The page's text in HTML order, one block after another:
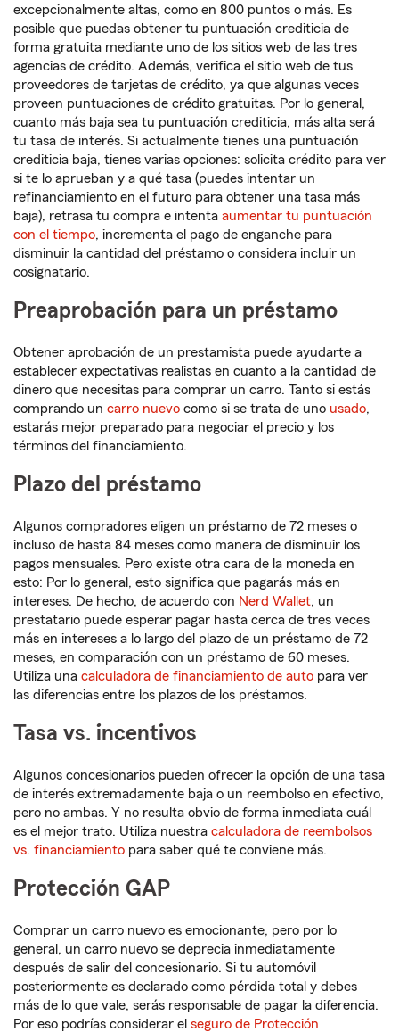
excepcionalmente altas, como en 800 puntos o más. Es
posible que puedas obtener tu puntuación crediticia de
forma gratuita mediante uno de los sitios web de las tres
agencias de crédito. Además, verifica el sitio web de tus
proveedores de tarjetas de crédito, ya que algunas veces
proveen puntuaciones de crédito gratuitas. Por lo general,
cuanto más baja sea tu puntuación crediticia, más alta será
tu tasa de interés. Si actualmente tienes una puntuación
crediticia baja, tienes varias opciones: solicita crédito para ver
si te lo aprueban y a qué tasa (puedes intentar un
refinanciamiento en el futuro para obtener una tasa más
baja), retrasa tu compra e intenta aumentar tu puntuación
con el tiempo, incrementa el pago de enganche para
disminuir la cantidad del préstamo o considera incluir un
cosignatario.
Preaprobación para un préstamo
Obtener aprobación de un prestamista puede ayudarte a
establecer expectativas realistas en cuanto a la cantidad de
dinero que necesitas para comprar un carro. Tanto si estás
comprando un carro nuevo como si se trata de uno usado,
estarás mejor preparado para negociar el precio y los
términos del financiamiento.
Plazo del préstamo
Algunos compradores eligen un préstamo de 72 meses o
incluso de hasta 84 meses como manera de disminuir los
pagos mensuales. Pero existe otra cara de la moneda en
esto: Por lo general, esto significa que pagarás más en
intereses. De hecho, de acuerdo con Nerd Wallet, un
prestatario puede esperar pagar hasta cerca de tres veces
más en intereses a lo largo del plazo de un préstamo de 72
meses, en comparación con un préstamo de 60 meses.
Utiliza una calculadora de financiamiento de auto para ver
las diferencias entre los plazos de los préstamos.
Tasa vs. incentivos
Algunos concesionarios pueden ofrecer la opción de una tasa
de interés extremadamente baja o un reembolso en efectivo,
pero no ambas. Y no resulta obvio de forma inmediata cuál
es el mejor trato. Utiliza nuestra calculadora de reembolsos
vs. financiamiento para saber qué te conviene más.
Protección GAP
Comprar un carro nuevo es emocionante, pero por lo
general, un carro nuevo se deprecia inmediatamente
después de salir del concesionario. Si tu automóvil
posteriormente es declarado como pérdida total y debes
más de lo que vale, serás responsable de pagar la diferencia.
Por eso podrías considerar el seguro de Protección